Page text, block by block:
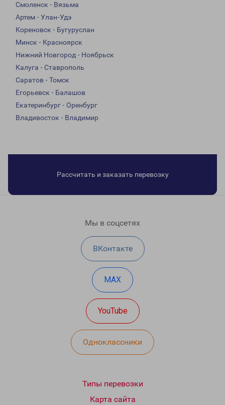
Смоленск - Вязьма
Артем - Улан-Удэ
Кореновск - Бугуруслан
Минск - Красноярск
Нижний Новгород - Ноябрьск
Калуга - Ставрополь
Саратов - Томск
Егорьевск - Балашов
Екатеринбург - Оренбург
Владивосток - Владимир
Рассчитать и заказать перевозку
Мы в соцсетях
ВКонтакте
MAX
YouTube
Одноклассники
Типы перевозки
Карта сайта